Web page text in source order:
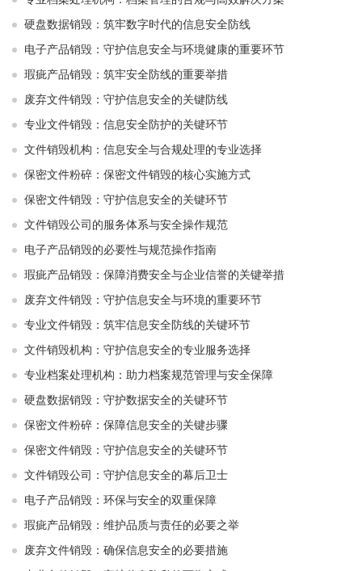
硬盘数据销毁：筑牢数字时代的信息安全防线
电子产品销毁：守护信息安全与环境健康的重要环节
瑕疵产品销毁：筑牢安全防线的重要举措
废弃文件销毁：守护信息安全的关键防线
专业文件销毁：信息安全防护的关键环节
文件销毁机构：信息安全与合规处理的专业选择
保密文件粉碎：保密文件销毁的核心实施方式
保密文件销毁：守护信息安全的关键环节
文件销毁公司的服务体系与安全操作规范
电子产品销毁的必要性与规范操作指南
瑕疵产品销毁：保障消费安全与企业信誉的关键举措
废弃文件销毁：守护信息安全与环境的重要环节
专业文件销毁：筑牢信息安全防线的关键环节
文件销毁机构：守护信息安全的专业服务选择
专业档案处理机构：助力档案规范管理与安全保障
硬盘数据销毁：守护数据安全的关键环节
保密文件粉碎：保障信息安全的关键步骤
保密文件销毁：守护信息安全的关键环节
文件销毁公司：守护信息安全的幕后卫士
电子产品销毁：环保与安全的双重保障
瑕疵产品销毁：维护品质与责任的必要之举
废弃文件销毁：确保信息安全的必要措施